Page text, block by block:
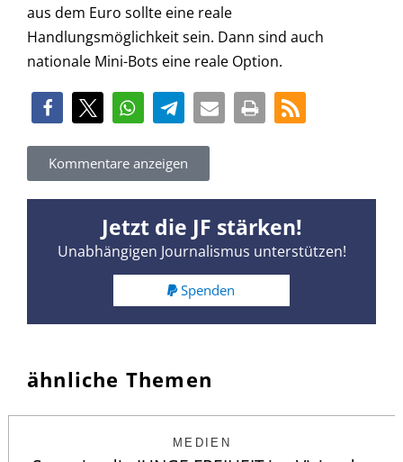
aus dem Euro sollte eine reale
Handlungsmöglichkeit sein. Dann sind auch
nationale Mini-Bots eine reale Option.
Kommentare anzeigen
Jetzt die JF stärken!
Unabhängigen Journalismus unterstützen!
Spenden
ähnliche Themen
MEDIEN